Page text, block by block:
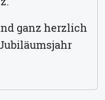
ganz herzlich